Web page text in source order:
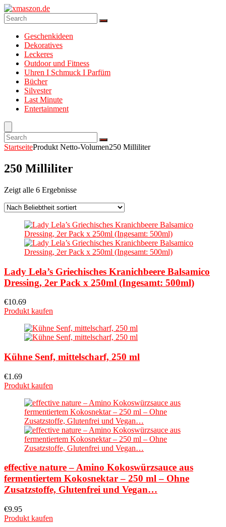
Geschenkideen
Dekoratives
Leckeres
Outdoor und Fitness
Uhren I Schmuck I Parfüm
Bücher
Silvester
Last Minute
Entertainment
StartseiteProdukt Netto-Volumen250 Milliliter
250 Milliliter
Zeigt alle 6 Ergebnisse
Lady Lela’s Griechisches Kranichbeere Balsamico
Dressing, 2er Pack x 250ml (Ingesamt: 500ml)
€10.69
Produkt kaufen
Kühne Senf, mittelscharf, 250 ml
€1.69
Produkt kaufen
effective nature – Amino Kokoswürzsauce aus
fermentiertem Kokosnektar – 250 ml – Ohne
Zusatzstoffe, Glutenfrei und Vegan…
€9.95
Produkt kaufen